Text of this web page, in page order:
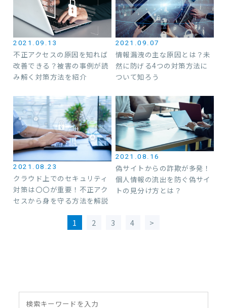
2021.09.13
不正アクセスの原因を知れば
改善できる？被害の事例が読
み解く対策方法を紹介
2021.09.07
情報漏洩の主な原因とは？未
然に防げる4つの対策方法に
ついて知ろう
2021.08.23
クラウド上でのセキュリティ
対策は〇〇が重要！不正アク
セスから身を守る方法を解説
2021.08.16
偽サイトからの詐欺が多発！
個人情報の流出を防ぐ偽サイ
トの見分け方とは？
1 2 3 4